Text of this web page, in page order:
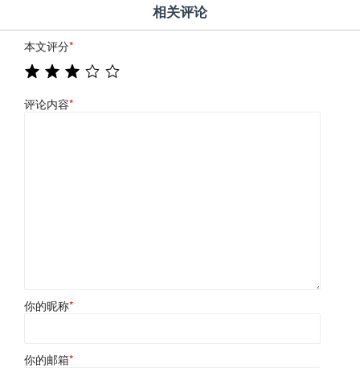
相关评论
本文评分*
评论内容*
你的昵称*
你的邮箱*